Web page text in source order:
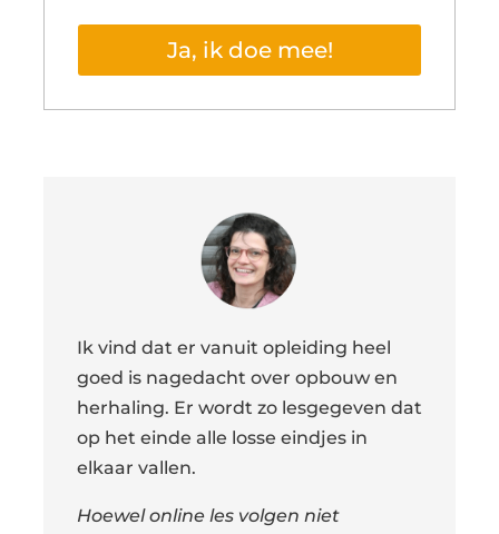
Ja, ik doe mee!
Ik vind dat er vanuit opleiding heel
goed is nagedacht over opbouw en
herhaling. Er wordt zo lesgegeven dat
op het einde alle losse eindjes in
elkaar vallen.
Hoewel online les volgen niet